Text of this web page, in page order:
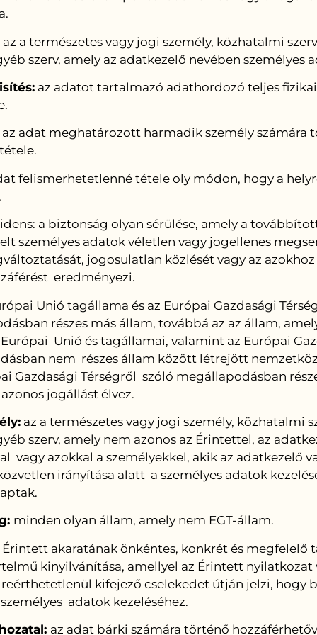
az a természetes vagy jogi személy, közhatalmi
szerv, amely az adatkezelő nevében személyes
az adatot tartalmazó adathordozó teljes fizikai
adat meghatározott harmadik személy számára
felismerhetetlenné tétele oly módon, hogy a
a biztonság olyan sérülése, amely a
személyes adatok véletlen vagy jogellenes
jogosulatlan közlését vagy az azokhoz
eredményezi.
Unió tagállama és az Európai Gazdasági
részes más állam, továbbá az az állam,
Unió és tagállamai, valamint az Európai
nem részes állam között létrejött
Gazdasági Térségről szóló megállapodásban
jogállást élvez.
az a természetes vagy jogi személy, közhatalmi
szerv, amely nem azonos az Érintettel, az
vagy azokkal a személyekkel, akik az adatkezelő
irányítása alatt a személyes adatok
minden olyan állam, amely nem EGT-állam.
Érintett akaratának önkéntes, konkrét és megfelelő
kinyilvánítása, amellyel az Érintett nyilatkozat
kifejező cselekedet útján jelzi, hogy
adatok kezeléséhez.
az adat bárki számára történő